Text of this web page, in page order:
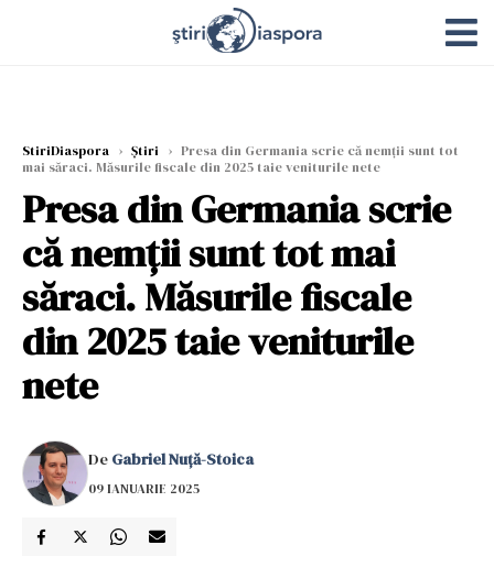
StiriDiaspora › Știri › Presa din Germania scrie că nemții sunt tot
mai săraci. Măsurile fiscale din 2025 taie veniturile nete
Presa din Germania scrie
că nemții sunt tot mai
săraci. Măsurile fiscale
din 2025 taie veniturile
nete
De Gabriel Nuță-Stoica
09 IANUARIE 2025